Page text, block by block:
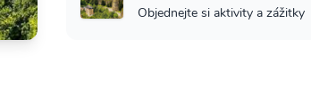
Objednejte si aktivity a zážitky